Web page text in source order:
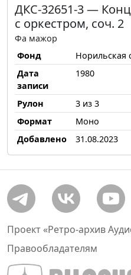
ДКС-32651-3 —
с оркестром, соч. 2
Фа мажор
Фонд
Норильская
Дата
записи
1980
Рулон
3 из 3
Формат
Моно
Добавлено
31.08.2023
Проект «Ретро-архив
Правообладателям